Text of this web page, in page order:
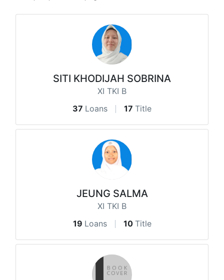
SITI KHODIJAH SOBRINA
XI TKI B
37 Loans 17 Title
JEUNG SALMA
XI TKI B
19 Loans 10 Title